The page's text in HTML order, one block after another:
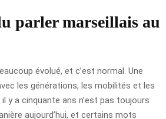
parler marseillais au
évolué, et c’est normal. Une
les générations, les mobilités et les
y a cinquante ans n’est pas toujours
aujourd’hui, et certains mots